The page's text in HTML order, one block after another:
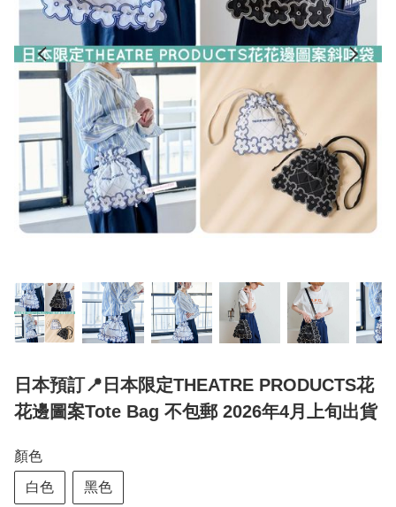
日本預訂📍日本限定THEATRE PRODUCTS花
花邊圖案Tote Bag 不包郵 2026年4月上旬出貨
顏色
白色 黑色